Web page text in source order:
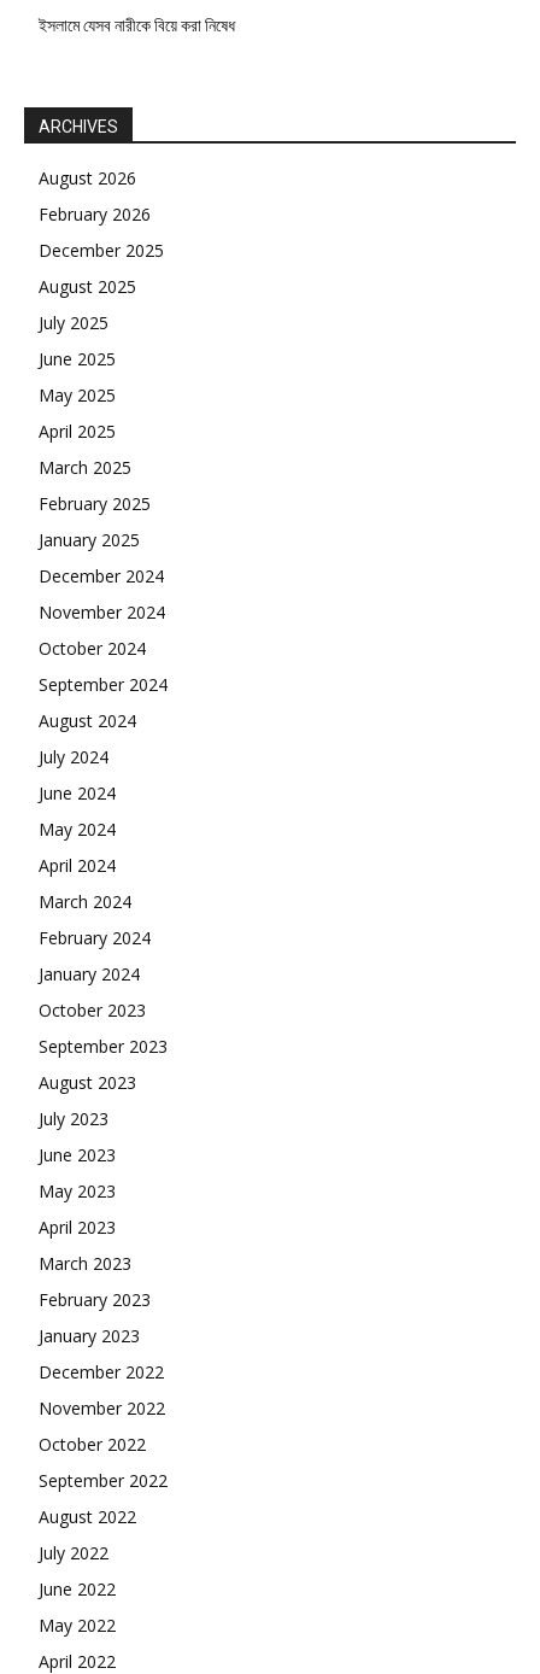
ইসলামে যেসব নারীকে বিয়ে করা নিষেধ
ARCHIVES
August 2026
February 2026
December 2025
August 2025
July 2025
June 2025
May 2025
April 2025
March 2025
February 2025
January 2025
December 2024
November 2024
October 2024
September 2024
August 2024
July 2024
June 2024
May 2024
April 2024
March 2024
February 2024
January 2024
October 2023
September 2023
August 2023
July 2023
June 2023
May 2023
April 2023
March 2023
February 2023
January 2023
December 2022
November 2022
October 2022
September 2022
August 2022
July 2022
June 2022
May 2022
April 2022